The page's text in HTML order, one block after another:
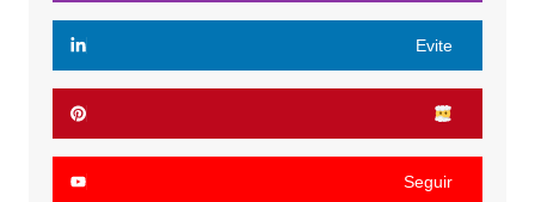
Evite
Seguir